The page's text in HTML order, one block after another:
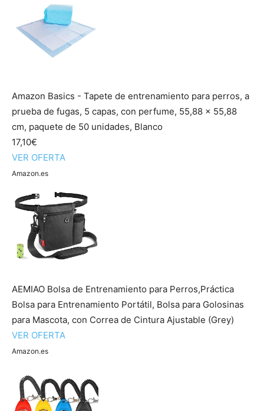
Amazon Basics - Tapete de entrenamiento para perros, a
prueba de fugas, 5 capas, con perfume, 55,88 x 55,88
cm, paquete de 50 unidades, Blanco
17,10€
VER OFERTA
Amazon.es
AEMIAO Bolsa de Entrenamiento para Perros,Práctica
Bolsa para Entrenamiento Portátil, Bolsa para Golosinas
para Mascota, con Correa de Cintura Ajustable (Grey)
VER OFERTA
Amazon.es